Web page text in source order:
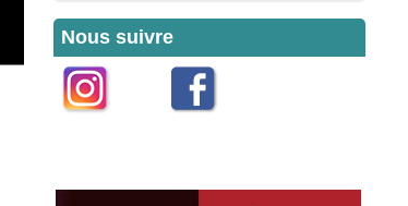
Nous suivre